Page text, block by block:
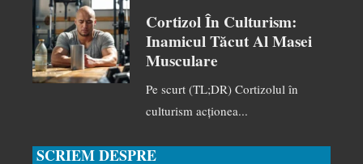
Cortizol În Culturism:
Inamicul Tăcut Al Masei
Musculare
Pe scurt (TL;DR) Cortizolul în
culturism acționea...
SCRIEM DESPRE